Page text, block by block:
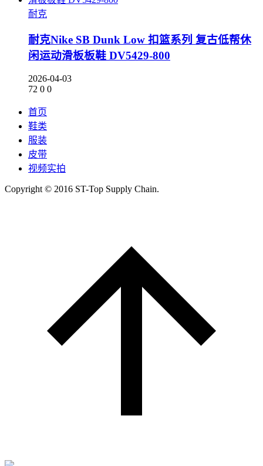
耐克
耐克Nike SB Dunk Low 扣篮系列 复古低帮休
闲运动滑板板鞋 DV5429-800
2026-04-03
72 0 0
首页
鞋类
服装
皮带
视频实拍
Copyright © 2016 ST-Top Supply Chain.